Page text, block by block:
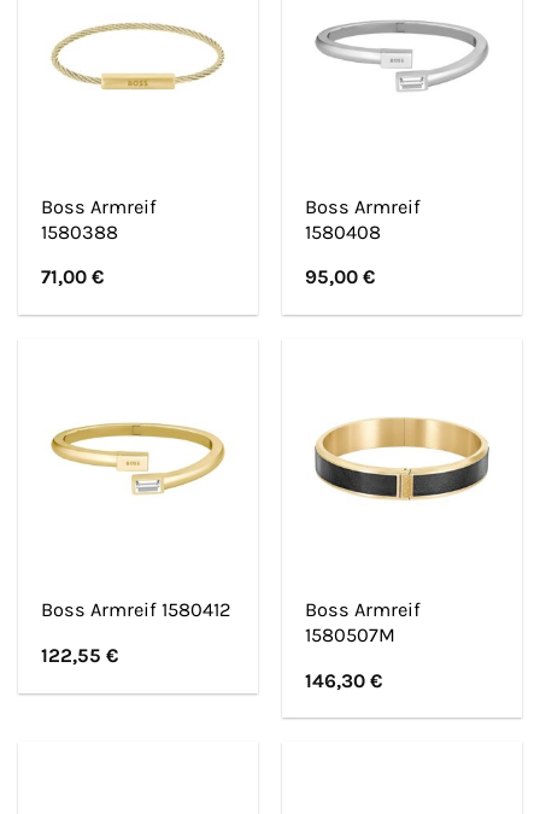
Boss Armreif
1580388
71,00€
Boss Armreif
1580408
95,00€
Boss Armreif 1580412
122,55€
Boss Armreif
1580507M
146,30€